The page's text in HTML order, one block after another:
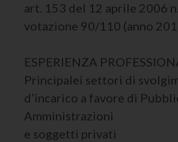
art. 153 del 12 aprile 2006
votazione 90/110 (anno
ESPERIENZA
Principalei settori di
d’incarico a favore di
Amministrazioni
e soggetti privati